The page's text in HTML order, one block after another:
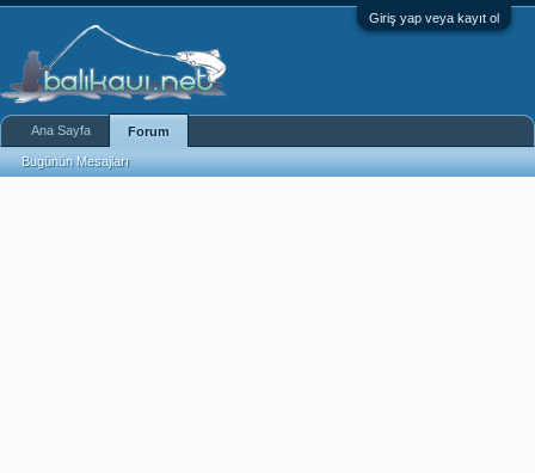
Giriş yap veya kayıt ol
Ana Sayfa Forum
Bugünün Mesajları